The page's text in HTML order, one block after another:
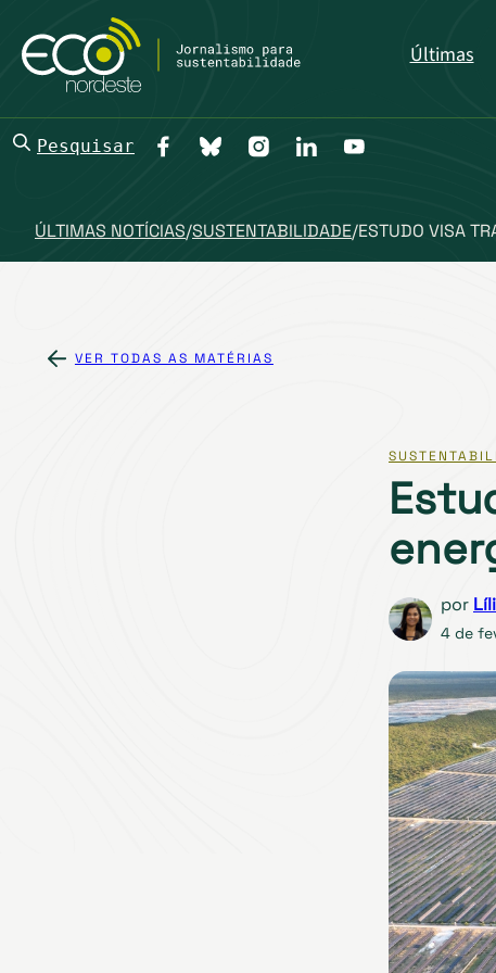
Últimas
Pesquisar
ÚLTIMAS NOTÍCIAS/SUSTENTABILIDADE/ESTUDO VISA
VER TODAS AS MATÉRIAS
por
4 de